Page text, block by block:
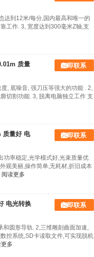
达到12米/每分,国内最高和唯一的
工作. 3, 宽度达到300毫米Z轴,支
质量
立即联系
, 底噪音, 强刀压等强大的功能 . 2,
切割功能. 3, 脱离电脑独立工作 支
质量好 电
立即联系
功率稳定,光学模式好,光束质量优
观美丽,操作简单,无耗材,折旧成本
阅读更多
电光转换
立即联系
和圆形导轨. 2,三维雕刻曲面加速,
控系统,SD卡读取文件,可实现脱机
多